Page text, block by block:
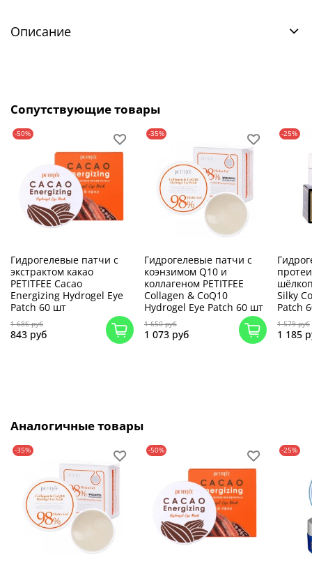
Описание
Сопутствующие товары
-50%
Гидрогелевые патчи с
экстрактом какао
PETITFEE Cacao
Energizing Hydrogel Eye
Patch 60 шт
1 686 руб
843 руб
-35%
Гидрогелевые патчи с
коэнзимом Q10 и
коллагеном PETITFEE
Collagen & CoQ10
Hydrogel Eye Patch 60 шт
1 650 руб
1 073 руб
-25%
Silky
Patch
1 579 руб
1 185
Аналогичные товары
-35% -50% -25%